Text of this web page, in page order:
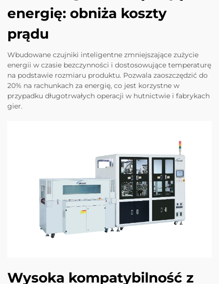
energię: obniża koszty
prądu
Wbudowane czujniki inteligentne zmniejszające zużycie
energii w czasie bezczynności i dostosowujące temperaturę
na podstawie rozmiaru produktu. Pozwala zaoszczędzić do
20% na rachunkach za energię, co jest korzystne w
przypadku długotrwałych operacji w hutnictwie i fabrykach
gier.​
Wysoka kompatybilność z